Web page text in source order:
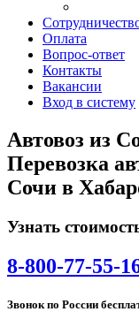
Оплата
Вопрос-ответ
Контакты
Вакансии
Вход в систему
Автовоз из
Перевозка
Сочи в
Узнать
8-800-77-55-
Звонок по России